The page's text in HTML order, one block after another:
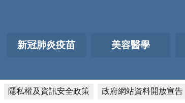
新冠肺炎疫苗 美容醫學
隱私權及資訊安全政策 政府網站資料開放宣告